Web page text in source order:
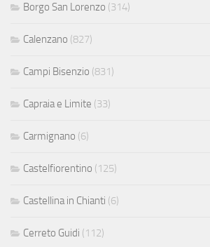
Borgo San Lorenzo (314)
Calenzano (827)
Campi Bisenzio (831)
Capraia e Limite (33)
Carmignano (6)
Castelfiorentino (125)
Castellina in Chianti (6)
Cerreto Guidi (112)